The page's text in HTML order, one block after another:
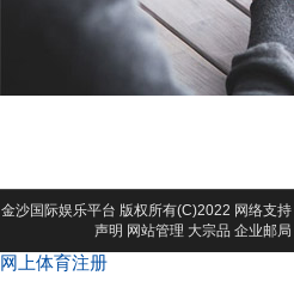
金沙国际娱乐平台 版权所有(C)2022 网络支持
声明 网站管理 大宗品 企业邮局
网上体育注册